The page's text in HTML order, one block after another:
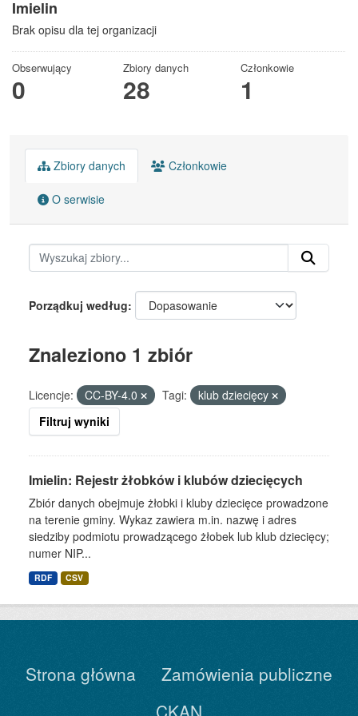
Imielin
Brak opisu dla tej organizacji
Obserwujący
0
Zbiory danych
28
Członkowie
1
Zbiory danych Członkowie
O serwisie
Porządkuj według
Znaleziono 1 zbiór
Licencje: CC-BY-4.0 Tagi:
klub dziecięcy
Filtruj wyniki
Imielin: Rejestr żłobków i klubów dziecięcych
Zbiór danych obejmuje żłobki i kluby dziecięce prowadzone
na terenie gminy. Wykaz zawiera m.in. nazwę i adres
siedziby podmiotu prowadzącego żłobek lub klub dziecięcy;
numer NIP...
RDF CSV
Strona główna
Zamówienia publiczne